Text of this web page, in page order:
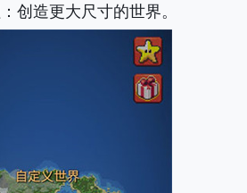
：创造更大尺寸的世界。